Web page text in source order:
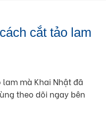
cắt tảo lam
mà Khai Nhật đã
theo dõi ngay bên